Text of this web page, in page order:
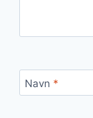
Navn *